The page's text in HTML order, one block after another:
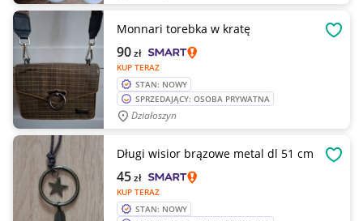
Monnari torebka w kratę
KUP TERAZ
90zł
STAN: NOWY
SPRZEDAJĄCY: OSOBA PRYWATNA
Działoszyn
Długi wisior brązowe metal dl 51 cm
KUP TERAZ
45zł
STAN: NOWY